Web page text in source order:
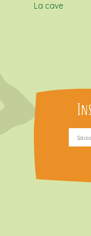
La cave